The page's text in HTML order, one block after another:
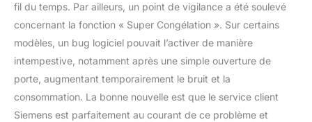
fil du temps. Par ailleurs, un point de vigilance a été soulevé
concernant la fonction « Super Congélation ». Sur certains
modèles, un bug logiciel pouvait l’activer de manière
intempestive, notamment après une simple ouverture de
porte, augmentant temporairement le bruit et la
consommation. La bonne nouvelle est que le service client
Siemens est parfaitement au courant de ce problème et